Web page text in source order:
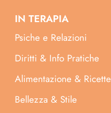
IN TERAPIA
Psiche e Relazioni
Diritti & Info Pratiche
Alimentazione & Ricette
Bellezza & Stile